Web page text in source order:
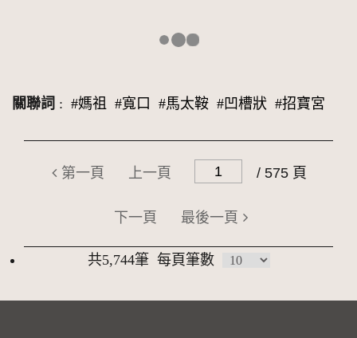
關聯詞 : #媽祖 #寬口 #馬太鞍 #凹槽狀 #招寶宮
第一頁 上一頁 / 575 頁
下一頁 最後一頁
共5,744筆 每頁筆數